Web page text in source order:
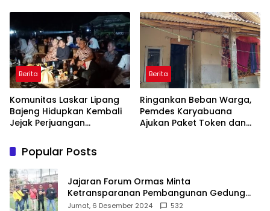
Kondusif
Tuanku Ihza Kemalsya
Damanik
Berita
Komunitas Laskar Lipang
Bajeng Hidupkan Kembali
Jejak Perjuangan
Wabup Takalar: Apresiasi
Bahwa Sejarah Adalah
Warisan yang Tak Ternilai”.
Berita
Ringankan Beban Warga,
Pemdes Karyabuana
Ajukan Paket Token dan
Popular Posts
Jajaran Forum Ormas Minta
Ketransparanan Pembangunan Gedung
Damkar Di Kecamatan Cisoka
Jumat, 6 Desember 2024 532